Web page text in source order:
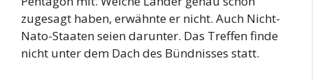
zugesagt haben, erwähnte er nicht. Auch Nicht-
Nato-Staaten seien darunter. Das Treffen finde
nicht unter dem Dach des Bündnisses statt.